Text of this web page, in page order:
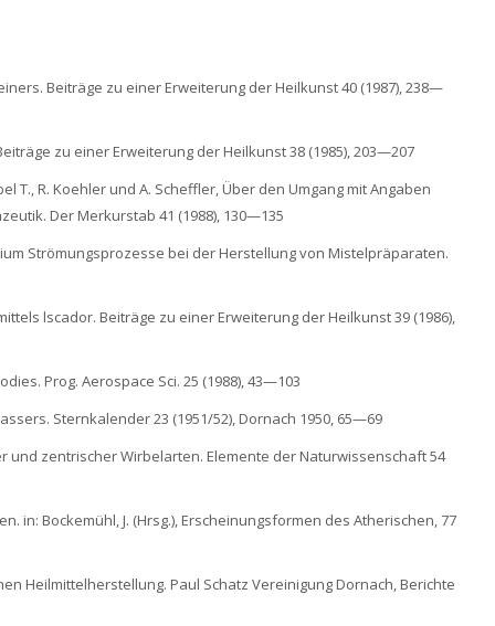
Beiträge zu einer Erweiterung der Heilkunst 40 (1987), 238—
zu einer Erweiterung der Heilkunst 38 (1985), 203—207
T., R. Koehler und A. Scheffler, Über den Umgang mit Angaben
Der Merkurstab 41 (1988), 130—135
Strömungsprozesse bei der Herstellung von Mistelpräparaten.
lscador. Beiträge zu einer Erweiterung der Heilkunst 39 (1986),
Prog. Aerospace Sci. 25 (1988), 43—103
Sternkalender 23 (1951/52), Dornach 1950, 65—69
und zentrischer Wirbelarten. Elemente der Naturwissenschaft 54
in: Bockemühl, J. (Hrsg.), Erscheinungsformen des Atherischen, 77
Heilmittelherstellung. Paul Schatz Vereinigung Dornach, Berichte